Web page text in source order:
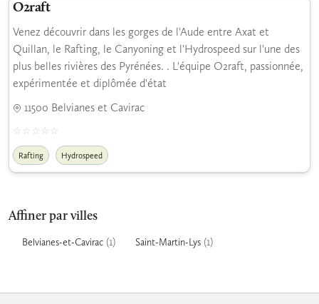
Affiner par villes
Belvianes-et-Cavirac (1) Saint-Martin-Lys (1)
O2raft
Venez découvrir dans les gorges de l'Aude entre Axat et
Quillan, le Rafting, le Canyoning et l'Hydrospeed sur l'une des
plus belles rivières des Pyrénées. . L'équipe O2raft, passionnée,
expérimentée et diplômée d'état
11500 Belvianes et Cavirac
Rafting Hydrospeed